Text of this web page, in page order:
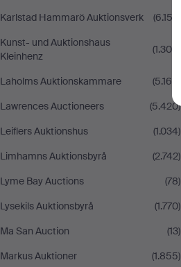
Karlstad Hammarö Auktionsverk
(6.152)
Kunst- und Auktionshaus
Kleinhenz
(1.300)
Laholms Auktionskammare
(5.165)
Lawrences Auctioneers
(5.420)
Leiflers Auktionshus
(1.034)
Limhamns Auktionsbyrå
(2.742)
Lyme Bay Auctions
(78)
Lysekils Auktionsbyrå
(1.770)
Ma San Auction
(13)
Markus Auktioner
(1.855)